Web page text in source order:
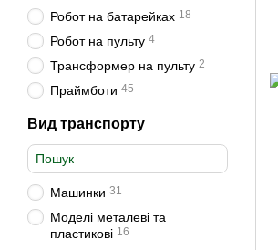
Робот на батарейках 18
Робот на пульту 4
Трансформер на пульту 2
Праймботи 45
Вид транспорту
Машинки 31
Моделі металеві та
пластикові 16